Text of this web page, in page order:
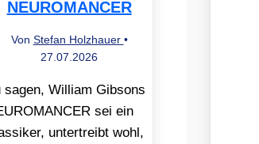
NEUROMANCER
Von Stefan Holzhauer •
27.07.2026
sagen, William Gibsons
sei ein
untertreibt wohl,